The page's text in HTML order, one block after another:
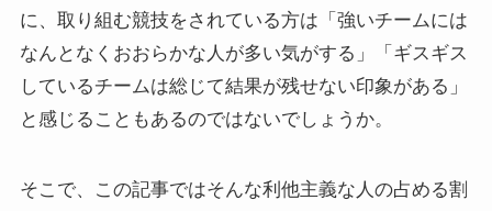
に、取り組む競技をされている方は「強いチームには
なんとなくおおらかな人が多い気がする」「ギスギス
しているチームは総じて結果が残せない印象がある」
と感じることもあるのではないでしょうか。
そこで、この記事ではそんな利他主義な人の占める割